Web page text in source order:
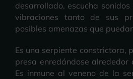
desarrollado, escucha
vibraciones tanto de sus
posibles amenazas que
Es una serpiente constrictora,
presa enredándose alrededor
Es inmune al veneno de la